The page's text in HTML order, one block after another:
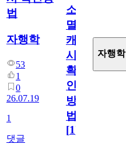
법
자행학
53
1
0
26.07.19
1
댓글
소
멸
캐
시
확
인
방
법
[1]
자행학